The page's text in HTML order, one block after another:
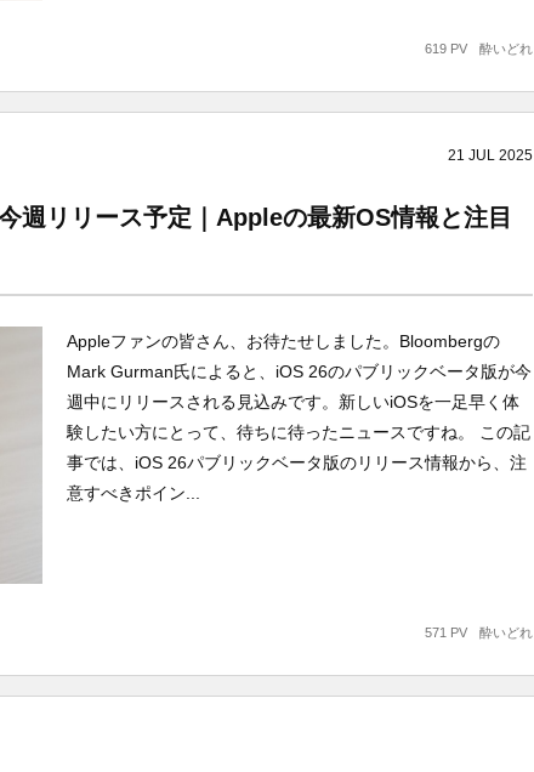
酔いどれ
619 PV
21 JUL 2025
週リリース予定｜Appleの最新OS情報と注目
Appleファンの皆さん、お待たせしました。Bloombergの
Mark Gurman氏によると、iOS 26のパブリックベータ版が今
週中にリリースされる見込みです。新しいiOSを一足早く体
験したい方にとって、待ちに待ったニュースですね。 この記
事では、iOS 26パブリックベータ版のリリース情報から、注
意すべきポイン...
酔いどれ
571 PV